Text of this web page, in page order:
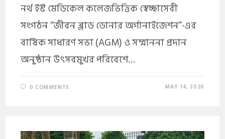
নর্থ ইস্ট মেডিকেল কলেজভিত্তিক স্বেচ্ছাসেবী
সংগঠন “জীবন ব্লাড ডোনার অর্গানাইজেশন”-এর
বার্ষিক সাধারণ সভা (AGM) ও সম্মাননা প্রদান
অনুষ্ঠান উৎসবমুখর পরিবেশে…
0 COMMENTS MAY 14, 2026